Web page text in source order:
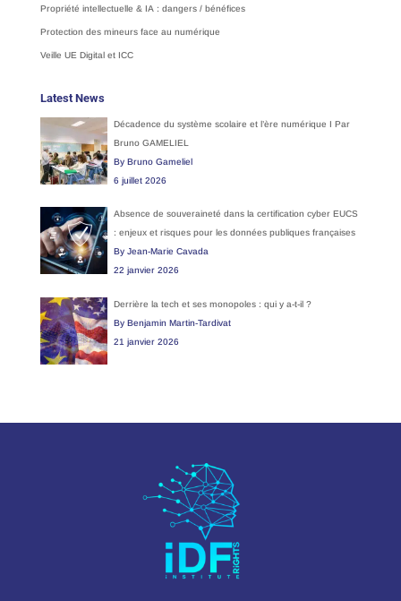
Propriété intellectuelle & IA : dangers / bénéfices
Protection des mineurs face au numérique
Veille UE Digital et ICC
Latest News
Décadence du système scolaire et l’ère numérique I Par
Bruno GAMELIEL
By Bruno Gameliel
6 juillet 2026
Absence de souveraineté dans la certification cyber EUCS
: enjeux et risques pour les données publiques françaises
By Jean-Marie Cavada
22 janvier 2026
Derrière la tech et ses monopoles : qui y a-t-il ?
By Benjamin Martin-Tardivat
21 janvier 2026